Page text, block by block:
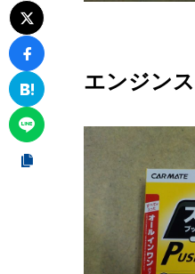
エンジン